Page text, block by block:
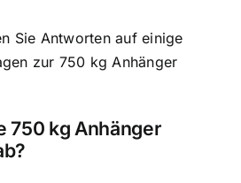
Sie Antworten auf einige
zur 750 kg Anhänger
750 kg Anhänger